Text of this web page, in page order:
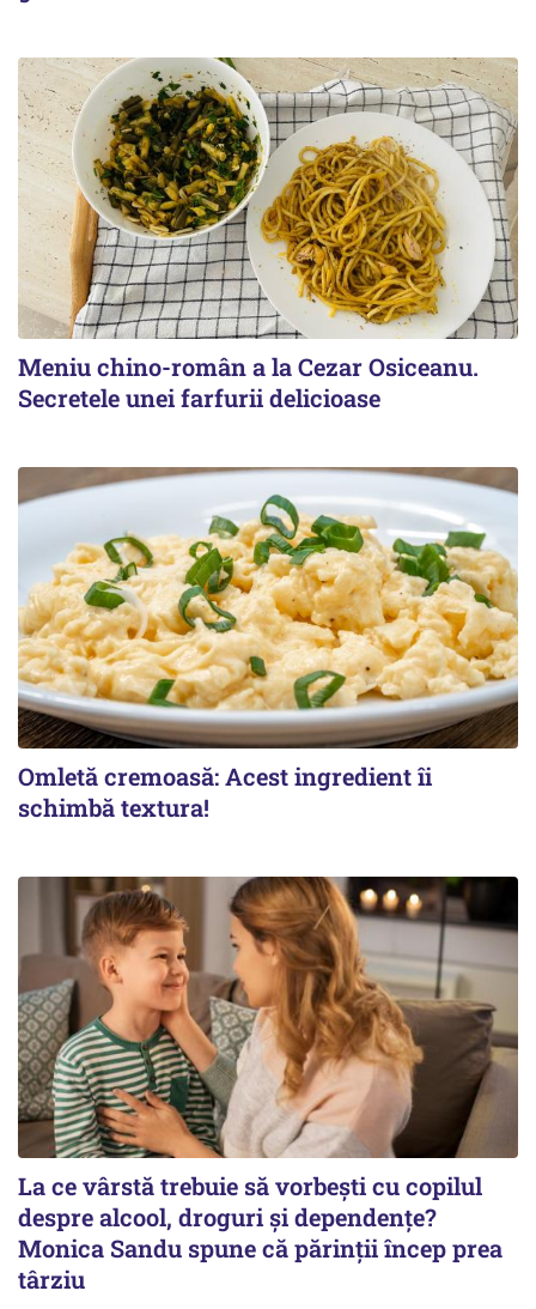
Meniu chino-român a la Cezar Osiceanu.
Secretele unei farfurii delicioase
Omletă cremoasă: Acest ingredient îi
schimbă textura!
La ce vârstă trebuie să vorbești cu copilul
despre alcool, droguri și dependențe?
Monica Sandu spune că părinții încep prea
târziu